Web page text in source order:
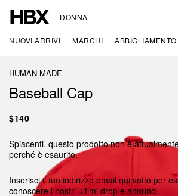
DONNA
NUOVI ARRIVI MARCHI ABBIGLIAMENTO
HUMAN MADE
Baseball Cap
$140
Spiacenti, questo prodotto non è
perché è esaurito.
Inserisci il tuo indirizzo email qui sotto per
conoscere i nostri ultimi drop e annunci.